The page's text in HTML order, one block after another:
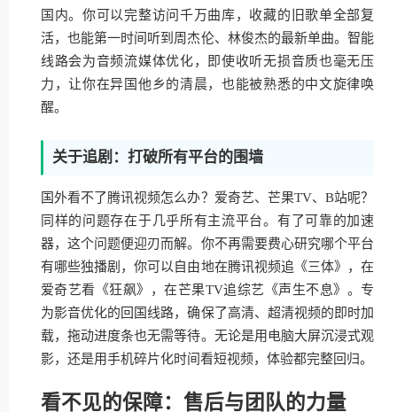
国内。你可以完整访问千万曲库，收藏的旧歌单全部复
活，也能第一时间听到周杰伦、林俊杰的最新单曲。智能
线路会为音频流媒体优化，即使收听无损音质也毫无压
力，让你在异国他乡的清晨，也能被熟悉的中文旋律唤
醒。
关于追剧：打破所有平台的围墙
国外看不了腾讯视频怎么办？爱奇艺、芒果TV、B站呢？
同样的问题存在于几乎所有主流平台。有了可靠的加速
器，这个问题便迎刃而解。你不再需要费心研究哪个平台
有哪些独播剧，你可以自由地在腾讯视频追《三体》，在
爱奇艺看《狂飙》，在芒果TV追综艺《声生不息》。专
为影音优化的回国线路，确保了高清、超清视频的即时加
载，拖动进度条也无需等待。无论是用电脑大屏沉浸式观
影，还是用手机碎片化时间看短视频，体验都完整回归。
看不见的保障：售后与团队的力量